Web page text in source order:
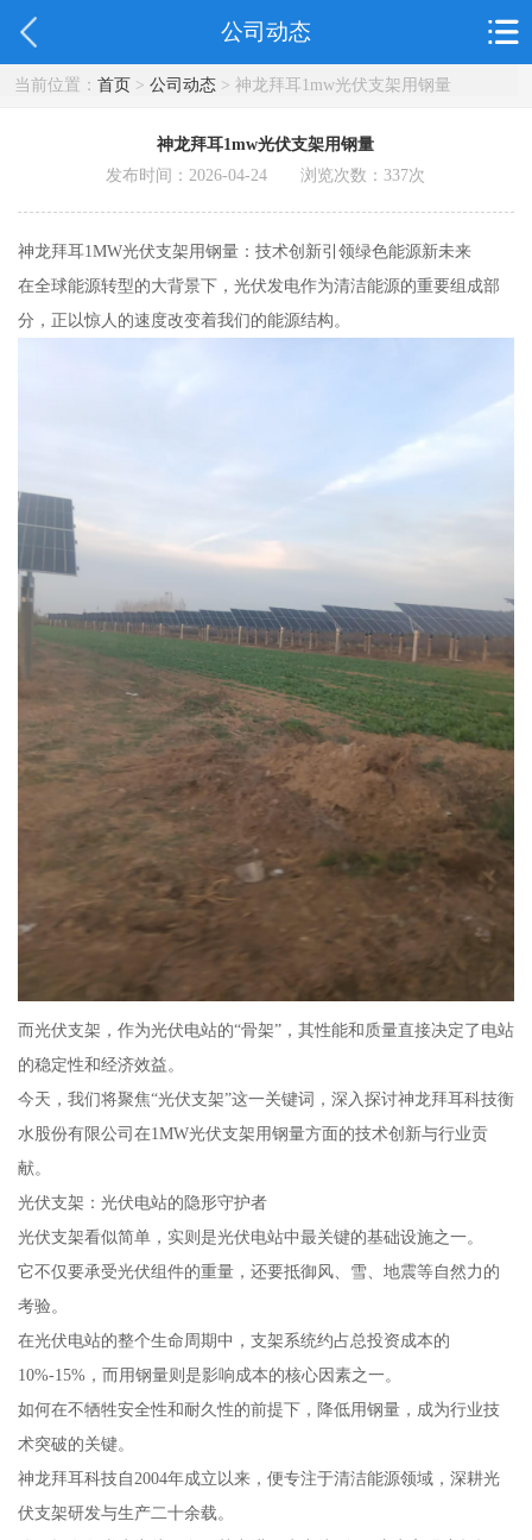
公司动态
当前位置： 首页> 公司动态> 神龙拜耳1mw光伏支架用钢量
神龙拜耳1mw光伏支架用钢量
发布时间：2026-04-24 浏览次数：337次
神龙拜耳1MW光伏支架用钢量：技术创新引领绿色能源新未来
在全球能源转型的大背景下，光伏发电作为清洁能源的重要组成部
分，正以惊人的速度改变着我们的能源结构。
而光伏支架，作为光伏电站的“骨架”，其性能和质量直接决定了电站
的稳定性和经济效益。
今天，我们将聚焦“光伏支架”这一关键词，深入探讨神龙拜耳科技衡
水股份有限公司在1MW光伏支架用钢量方面的技术创新与行业贡
献。
光伏支架：光伏电站的隐形守护者
光伏支架看似简单，实则是光伏电站中最关键的基础设施之一。
它不仅要承受光伏组件的重量，还要抵御风、雪、地震等自然力的
考验。
在光伏电站的整个生命周期中，支架系统约占总投资成本的
10%-15%，而用钢量则是影响成本的核心因素之一。
如何在不牺牲安全性和耐久性的前提下，降低用钢量，成为行业技
术突破的关键。
神龙拜耳科技自2004年成立以来，便专注于清洁能源领域，深耕光
伏支架研发与生产二十余载。